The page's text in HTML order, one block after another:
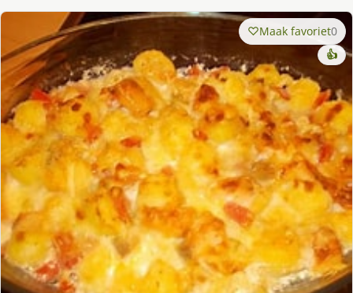
Maak favoriet0
👍